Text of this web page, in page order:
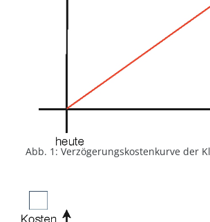
Abb. 1: Verzögerungskostenkurve der